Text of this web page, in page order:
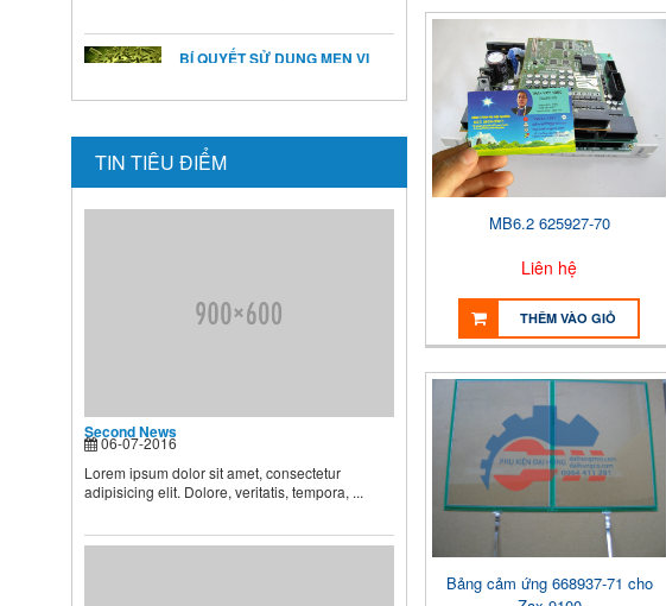
SINH Ở TRẺ
Là cha mẹ ai cũng mong
HƯỚNG DẪN CAI SỮA CHO
BÉ ĐÚNG CÁCH NHANH VÀ
TIN TIÊU ĐIỂM
Second News
06-07-2016
Lorem ipsum dolor sit amet, consectetur
adipisicing elit. Dolore, veritatis, tempora, ...
MB6.2 625927-70
Liên hệ
THÊM VÀO GIỎ
Bảng cảm ứng 668937-71 cho